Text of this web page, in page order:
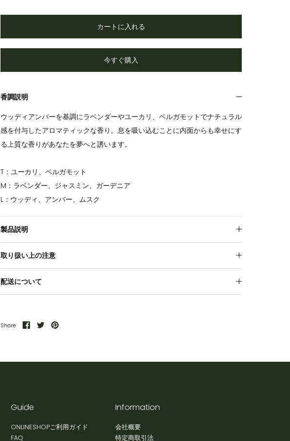
カートに入れる
今すぐ購入
香調説明
ウッディアンバーを基調にラベンダーやユーカリ、ベルガモットでナチュラル
感を付与したアロマティックな香り。息を吸い込むことに内面からも幸せにす
る上質な香りがあなたを夢へと誘います。
T：ユーカリ、ベルガモット
M：ラベンダー、ジャスミン、ガーデニア
L：ウッディ、アンバー、ムスク
製品説明
取り扱い上の注意
配送について
Share Share
on
SharePin
Guide
ONLINESHOPご利用ガイド
FAQ
Information
会社概要
特定商取引法